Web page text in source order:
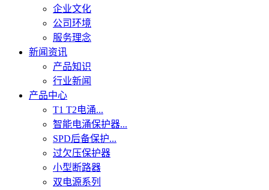
企业文化
公司环境
服务理念
新闻资讯
产品知识
行业新闻
产品中心
T1 T2电涌...
智能电涌保护器...
SPD后备保护...
过欠压保护器
小型断路器
双电源系列